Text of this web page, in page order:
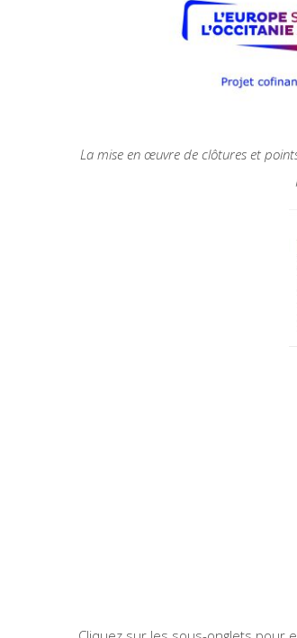
La mise en œuvre de clôtures et